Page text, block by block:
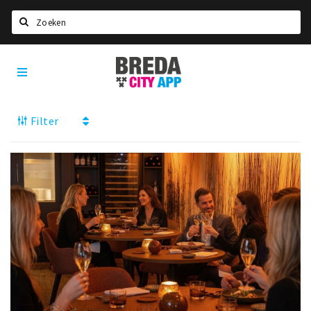
Home
Deals
Nieuws, interviews & blogs
Eten
Drinken
Slapen
Recreatief
Winkels
Breda
City
App
Filter